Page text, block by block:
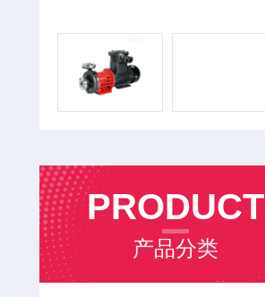
PRODUCT
产品分类